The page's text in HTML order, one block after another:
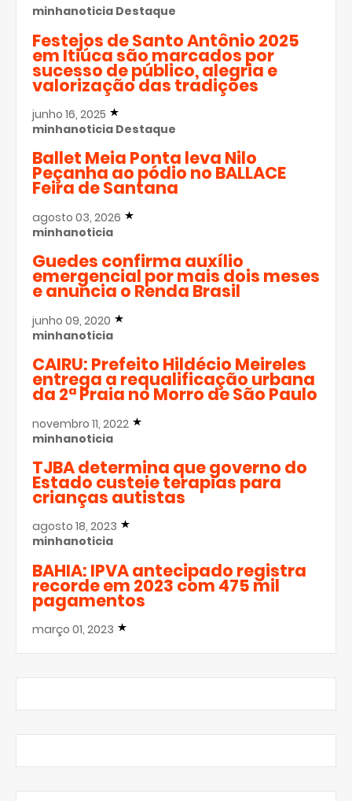
minhanoticia Destaque
Festejos de Santo Antônio 2025
em Itiúca são marcados por
sucesso de público, alegria e
valorização das tradições
junho 16, 2025
minhanoticia Destaque
Ballet Meia Ponta leva Nilo
Peçanha ao pódio no BALLACE
Feira de Santana
agosto 03, 2026
minhanoticia
Guedes confirma auxílio
emergencial por mais dois meses
e anuncia o Renda Brasil
junho 09, 2020
minhanoticia
CAIRU: Prefeito Hildécio Meireles
entrega a requalificação urbana
da 2ª Praia no Morro de São Paulo
novembro 11, 2022
minhanoticia
TJBA determina que governo do
Estado custeie terapias para
crianças autistas
agosto 18, 2023
minhanoticia
BAHIA: IPVA antecipado registra
recorde em 2023 com 475 mil
pagamentos
março 01, 2023